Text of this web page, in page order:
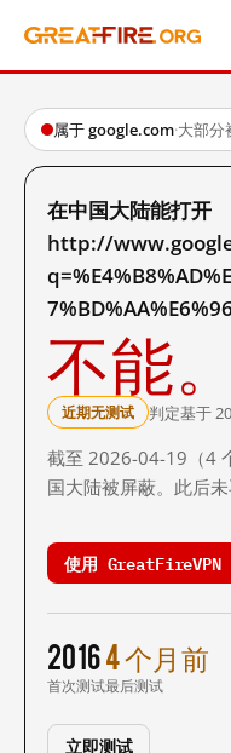
属于 google.com·大部分
在中国大陆能打开
http://
不能。
近期无测试 判定基于
截至 2026-04-19（4
国大陆被屏蔽。此后
使用 GreatFireVPN
2016
首次测试
4 个月前
最后测试
立即测试